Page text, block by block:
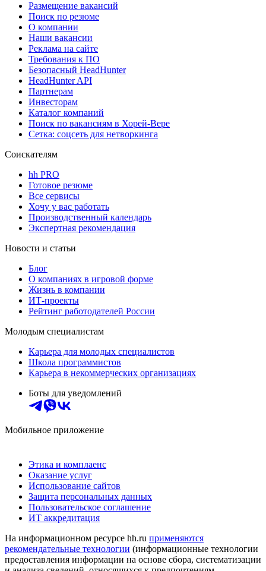
Размещение вакансий
Поиск по резюме
О компании
Наши вакансии
Реклама на сайте
Требования к ПО
Безопасный HeadHunter
HeadHunter API
Партнерам
Инвесторам
Каталог компаний
Поиск по вакансиям в Хорей-Вере
Сетка: соцсеть для нетворкинга
Соискателям
hh PRO
Готовое резюме
Все сервисы
Хочу у вас работать
Производственный календарь
Экспертная рекомендация
Новости и статьи
Блог
О компаниях в игровой форме
Жизнь в компании
ИТ-проекты
Рейтинг работодателей России
Молодым специалистам
Карьера для молодых специалистов
Школа программистов
Карьера в некоммерческих организациях
Боты для уведомлений
Мобильное приложение
Этика и комплаенс
Оказание услуг
Использование сайтов
Защита персональных данных
Пользовательское соглашение
ИТ аккредитация
На информационном ресурсе hh.ru применяются
рекомендательные технологии (информационные технологии
предоставления информации на основе сбора, систематизации